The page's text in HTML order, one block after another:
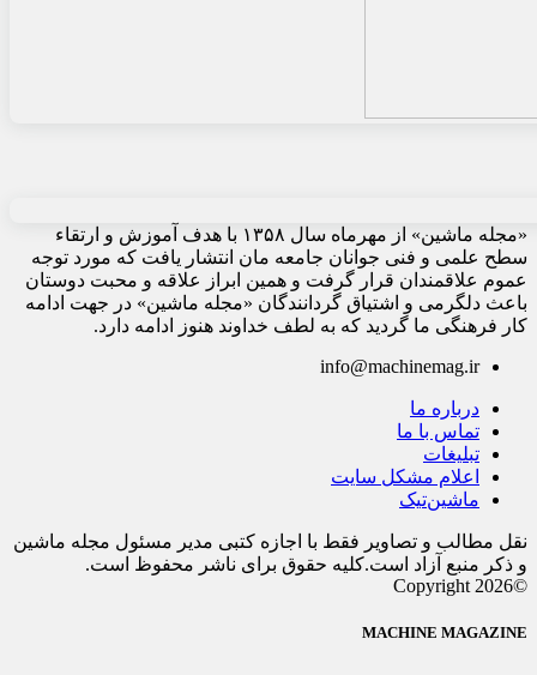
«مجله ماشین» از مهرماه سال ۱۳۵۸ با هدف آموزش و ارتقاء
سطح علمی و فنی جوانان جامعه مان انتشار یافت که مورد توجه
عموم علاقمندان قرار گرفت و همین ابراز علاقه و محبت دوستان
باعث دلگرمی و اشتیاق گردانندگان «مجله ماشین» در جهت ادامه
کار فرهنگی ما گردید که به لطف خداوند هنوز ادامه دارد.
info@machinemag.ir
درباره ما
تماس با ما
تبلیغات
اعلام مشکل سایت
ماشین‌تیک
نقل مطالب و تصاویر فقط با اجازه کتبی مدیر مسئول مجله ماشین
و ذکر منبع آزاد است.کلیه حقوق برای ناشر محفوظ است.
©Copyright 2026
MACHINE MAGAZINE